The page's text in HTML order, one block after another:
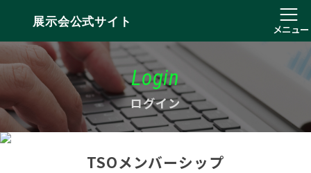
展示会公式サイト
メニュー
Login
ログイン
TSOメンバーシップ